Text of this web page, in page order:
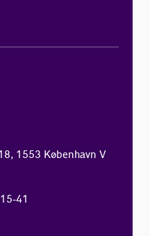
1553 København V
41